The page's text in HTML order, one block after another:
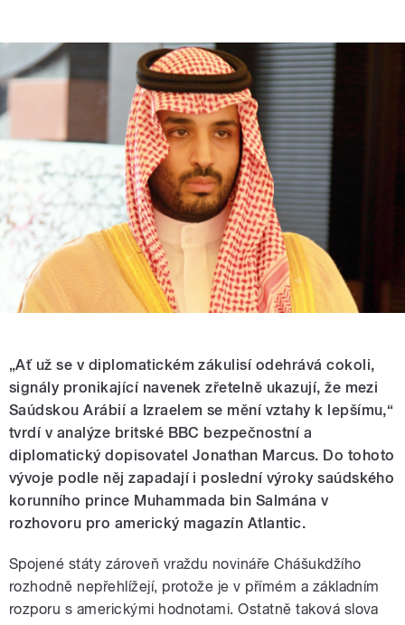
„Ať už se v diplomatickém zákulisí odehrává cokoli,
signály pronikající navenek zřetelně ukazují, že mezi
Saúdskou Arábií a Izraelem se mění vztahy k lepšímu,“
tvrdí v analýze britské BBC bezpečnostní a
diplomatický dopisovatel Jonathan Marcus. Do tohoto
vývoje podle něj zapadají i poslední výroky saúdského
korunního prince Muhammada bin Salmána v
rozhovoru pro americký magazín Atlantic.
Spojené státy zároveň vraždu novináře Chášukdžího
rozhodně nepřehlížejí, protože je v přímém a základním
rozporu s americkými hodnotami. Ostatně taková slova